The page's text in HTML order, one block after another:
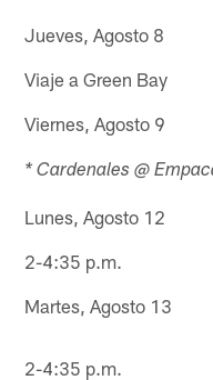
Jueves, Agosto 8
Viaje a Green Bay
Viernes, Agosto 9
* Cardenales @
Lunes, Agosto 12
2-4:35 p.m.
Martes, Agosto 13
2-4:35 p.m.